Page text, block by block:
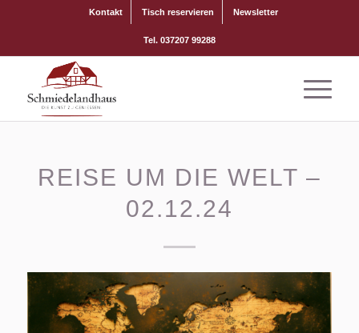
Kontakt Tisch reservieren Newsletter
Tel. 037207 99288
REISE UM DIE WELT –
02.12.24